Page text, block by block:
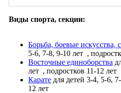
Виды спорта, секции:
Борьба, боевые искусства,
5-6, 7-8, 9-10 лет ,
Восточные единоборства
лет , подростков 11-12 лет
Карате для детей 3-4, 5-6,
12 лет